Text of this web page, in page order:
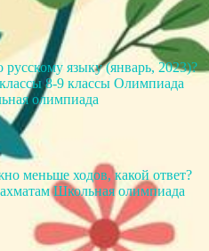
языку (январь, 2023)?
8-9 классы Олимпиада
олимпиада
меньше ходов, какой ответ?
Школьная олимпиада